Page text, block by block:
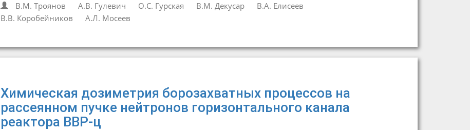
В.М. Троянов
А.В. Гулевич О.С. Гурская В.М. Декусар
В.А. Елисеев
В.В. Коробейников
А.Л. Мосеев
Химическая дозиметрия борозахватных процессов на
рассеянном пучке нейтронов горизонтального канала
реактора ВВР-ц